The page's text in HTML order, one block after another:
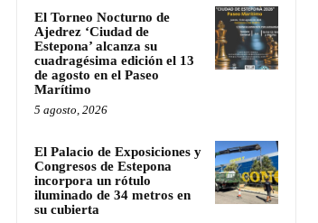
El Torneo Nocturno de
Ajedrez ‘Ciudad de
Estepona’ alcanza su
cuadragésima edición el 13
de agosto en el Paseo
Marítimo
5 agosto, 2026
El Palacio de Exposiciones y
Congresos de Estepona
incorpora un rótulo
iluminado de 34 metros en
su cubierta